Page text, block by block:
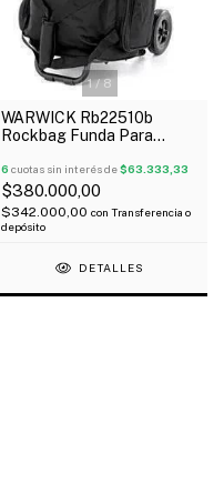
1/8
WARWICK Rb22510b
Rockbag Funda Para
Batería Oferta!
6 cuotas sin interés de$63.333,33
$380.000,00
$342.000,00 con Transferencia o
depósito
DETALLES